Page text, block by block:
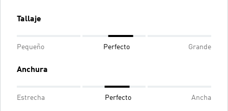
Tallaje
Pequeño Perfecto Grande
Anchura
Estrecha Perfecto Ancha